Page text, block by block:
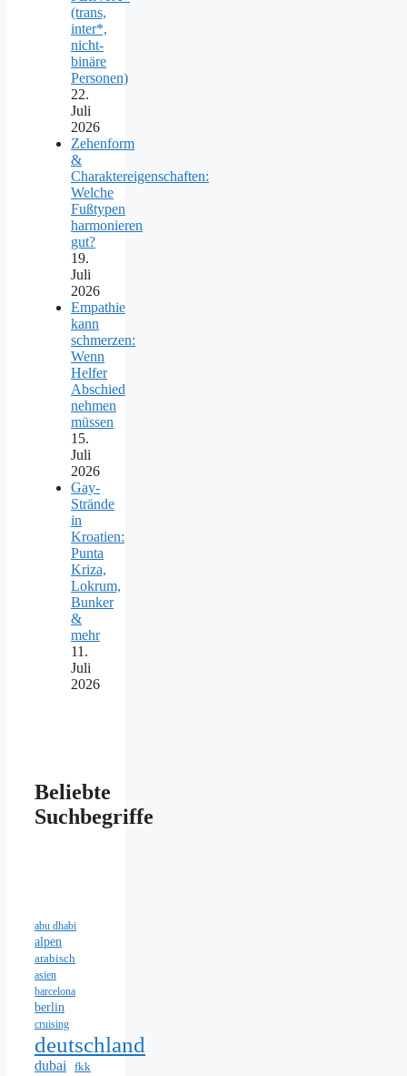
(trans,
inter*,
nicht-
binäre
Personen)
22.
Juli
2026
Zehenform
&
Charaktereigenschaften:
Welche
Fußtypen
harmonieren
gut?
19.
Juli
2026
Empathie
kann
schmerzen:
Wenn
Helfer
Abschied
nehmen
müssen
15.
Juli
2026
Gay-
Strände
in
Kroatien:
Punta
Kriza,
Lokrum,
Bunker
&
mehr
11.
Juli
2026
Beliebte
Suchbegriffe
abu dhabi
alpen
arabisch
asien
barcelona
berlin
cruising
deutschland
dubai
fkk